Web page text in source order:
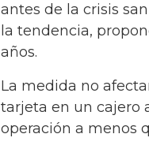
antes de la crisis
la tendencia,
años.
La medida no
tarjeta en un cajero
operación a menos